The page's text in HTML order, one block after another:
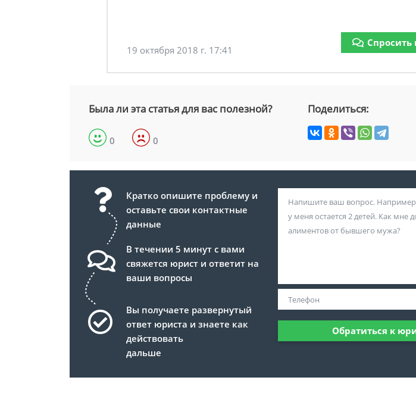
19 октября 2018 г. 17:41
Спросить
Была ли эта статья для вас полезной?
0 0
Поделиться:
Кратко опишите проблему и
оставьте свои контактные
данные
В течении 5 минут с вами
свяжется юрист и ответит на
ваши вопросы
Вы получаете развернутый
ответ юриста и знаете как
действовать
дальше
Обратиться к